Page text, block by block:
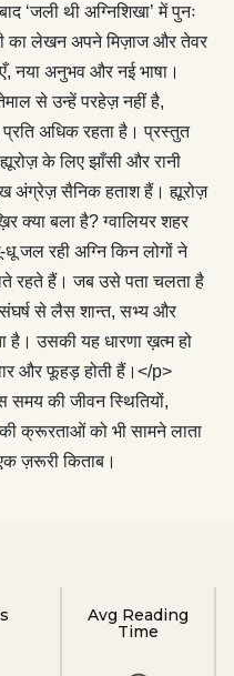
‘जली थी अग्निशिखा’ में पुनः
जी का लेखन अपने मिज़ाज और तेवर
नया अनुभव और नई भाषा।
से उन्हें परहेज़ नहीं है,
अधिक रहता है। प्रस्तुत
के लिए झाँसी और रानी
अंग्रेज़ सैनिक हताश हैं। ह्यूरोज़
क्या बला है? ग्वालियर शहर
जल रही अग्नि किन लोगों ने
रहते हैं। जब उसे पता चलता है
से लैस शान्त, सभ्य और
है। उसकी यह धारणा ख़त्म हो
और फूहड़ होती हैं।</p>
समय की जीवन स्थितियों,
क्रूरताओं को भी सामने लाता
ज़रूरी किताब।
Avg Reading
Time